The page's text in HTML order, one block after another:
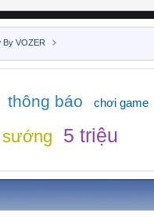
By VOZER
thông báo chơi game
5 triệu